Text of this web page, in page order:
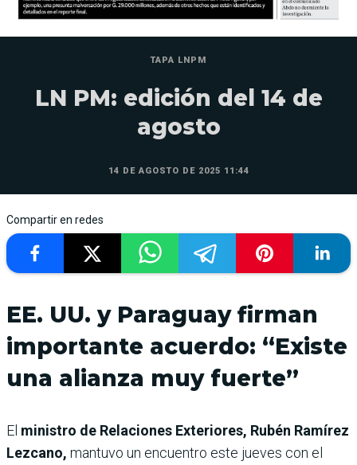
TAPA LNPM
LN PM: edición del 14 de
agosto
14 DE AGOSTO DE 2025 11:44
Compartir en redes
EE. UU. y Paraguay firman
importante acuerdo: “Existe
una alianza muy fuerte”
El ministro de Relaciones Exteriores, Rubén Ramírez
Lezcano, mantuvo un encuentro este jueves con el